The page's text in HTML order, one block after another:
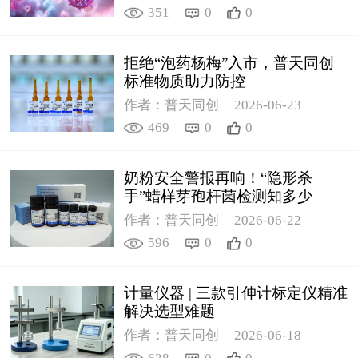
351 0 0
拒绝“泡药杨梅”入市，普天同创
标准物质助力防控
作者：普天同创
2026-06-23
469
0 0
奶粉安全警报再响！“隐形杀
手”蜡样芽孢杆菌检测知多少
作者：普天同创
2026-06-22
596
0 0
计量仪器 | 三款引伸计标定仪精准
解决选型难题
作者：普天同创
2026-06-18